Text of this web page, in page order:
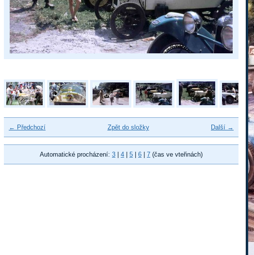
← Předchozí Další →
Zpět do složky
Automatické procházení: 3 4 5 6 7 (čas ve vteřinách)